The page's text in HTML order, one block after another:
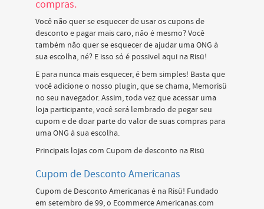
compras.
Você não quer se esquecer de usar os cupons de
desconto e pagar mais caro, não é mesmo? Você
também não quer se esquecer de ajudar uma ONG à
sua escolha, né? E isso só é possivel aqui na Risü!
E para nunca mais esquecer, é bem simples! Basta que
você adicione o nosso plugin, que se chama, Memorisü
no seu navegador. Assim, toda vez que acessar uma
loja participante, você será lembrado de pegar seu
cupom e de doar parte do valor de suas compras para
uma ONG à sua escolha.
Principais lojas com Cupom de desconto na Risü
Cupom de Desconto Americanas
Cupom de Desconto Americanas é na Risü! Fundado
em setembro de 99, o Ecommerce Americanas.com